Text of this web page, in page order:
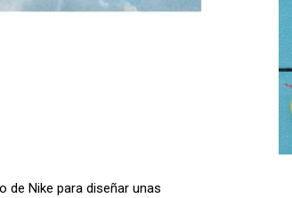
de Nike para diseñar unas